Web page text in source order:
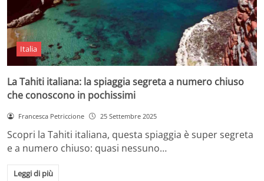
Italia
La Tahiti italiana: la spiaggia segreta a numero chiuso
che conoscono in pochissimi
Francesca Petriccione 25 Settembre 2025
Scopri la Tahiti italiana, questa spiaggia è super segreta
e a numero chiuso: quasi nessuno…
Leggi di più